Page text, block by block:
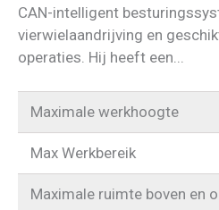
CAN-intelligent
vierwielaandrijving en
operaties. Hij heeft een...
Maximale werkhoogte
Max Werkbereik
Maximale ruimte boven en